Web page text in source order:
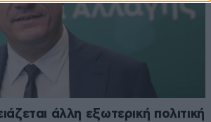
άλλη εξωτερική πολιτική